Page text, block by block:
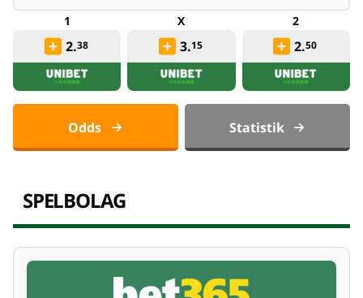
2.38 3.15 2.50
Odds Statistik
SPELBOLAG